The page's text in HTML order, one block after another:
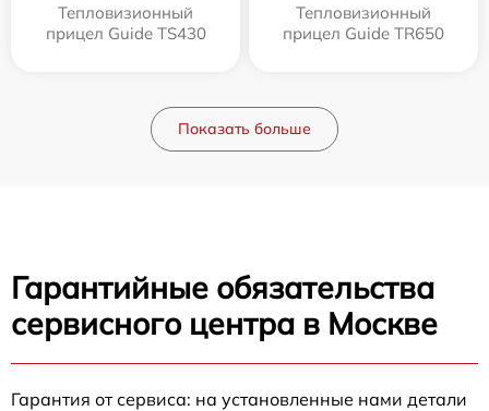
Тепловизионный
прицел Guide TS430
Тепловизионный
прицел Guide TR650
Показать больше
Гарантийные обязательства
сервисного центра в Москве
Гарантия от сервиса: на установленные нами детали